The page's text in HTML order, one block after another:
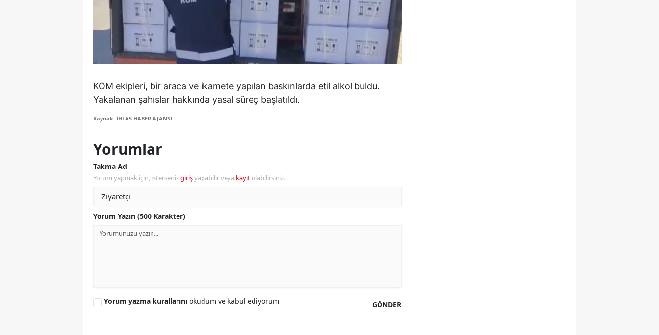
Kahramanmaraş
Mardin
Muğla
Muş
Nevşehir
Niğde
Trabzon
KOM ekipleri, bir araca ve ikamete yapılan baskınlarda etil alkol buldu.
Yakalanan şahıslar hakkında yasal süreç başlatıldı.
Kaynak: İHLAS HABER AJANSI
Yorumlar
Takma Ad
Yorum yapmak için, istersenizgirişyapabilir veya kayıt olabilirsiniz.
Yorum Yazın (500 Karakter)
GÖNDER
Yorum yazma kurallarını okudum ve kabul ediyorum